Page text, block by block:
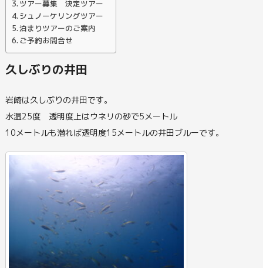
ツアー募集 決定ツアー
シュノーケリングツアー
泊まりツアーのご案内
ご予約お問合せ
久しぶりの井田
岩崎は久しぶりの井田です。
水温25度 透明度上はウネリの砂で5メートル
10メートルも潜れば透明度15メートルの井田ブルーです。